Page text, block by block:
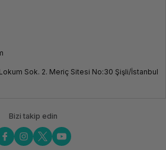
Sok. 2. Meriç Sitesi No:30 Şişli/İstanbul
Bizi takip edin